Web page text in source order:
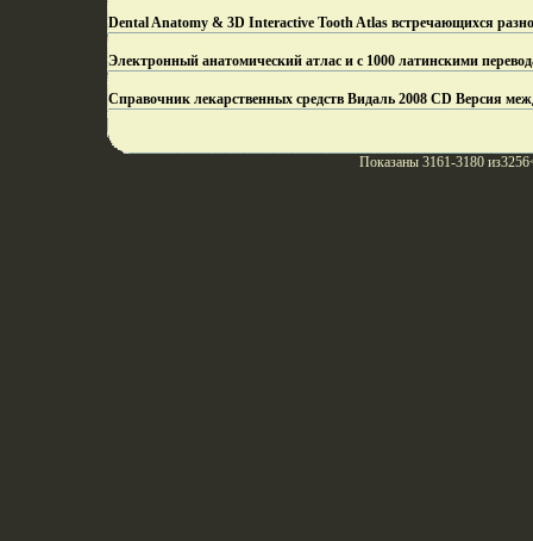
Dental Anatomy & 3D Interactive Tooth Atlas встречающихся
Электронный анатомический атлас и с 1000 латинскими
Справочник лекарственных средств Видаль 2008 CD Версия
Показаны 3161-3180